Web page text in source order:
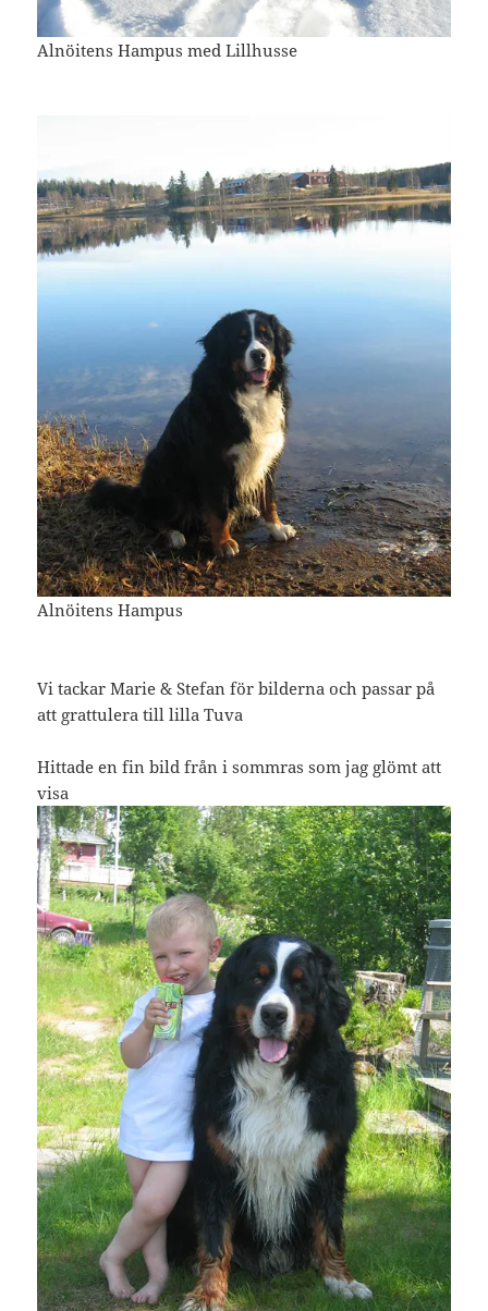
Alnöitens Hampus med Lillhusse
Alnöitens Hampus
Vi tackar Marie & Stefan för bilderna och passar på
att grattulera till lilla Tuva
Hittade en fin bild från i sommras som jag glömt att
visa